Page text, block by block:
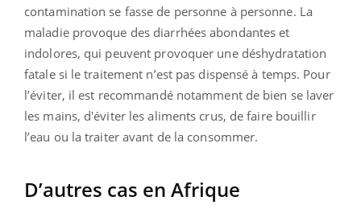
contamination se fasse de personne à personne. La
maladie provoque des diarrhées abondantes et
indolores, qui peuvent provoquer une déshydratation
fatale si le traitement n’est pas dispensé à temps. Pour
l’éviter, il est recommandé notamment de bien se laver
les mains, d'éviter les aliments crus, de faire bouillir
l’eau ou la traiter avant de la consommer.
D’autres cas en Afrique